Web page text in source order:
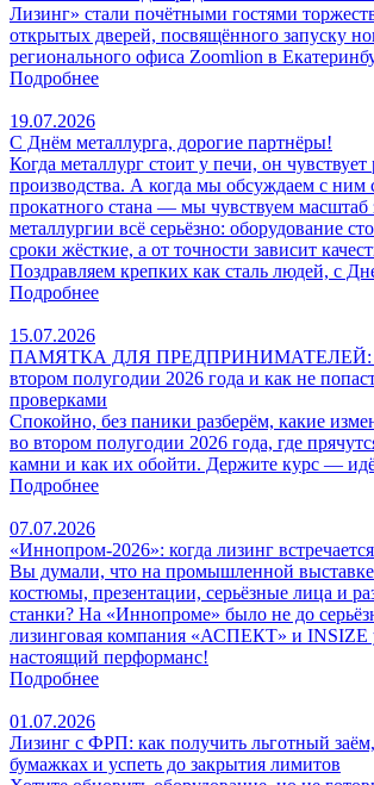
Лизинг» стали почётными гостями
открытых дверей, посвящённого запуску
регионального офиса Zoomlion в
Подробнее
19.07.2026
С Днём металлурга, дорогие партнёры!
Когда металлург стоит у печи, он чувствует
производства. А когда мы обсуждаем с ним
прокатного стана — мы чувствуем масштаб
металлургии всё серьёзно: оборудование
сроки жёсткие, а от точности зависит
Поздравляем крепких как сталь людей, с
Подробнее
15.07.2026
ПАМЯТКА ДЛЯ ПРЕДПРИНИМАТЕЛЕЙ:
втором полугодии 2026 года и как не
проверками
Спокойно, без паники разберём, какие
во втором полугодии 2026 года, где
камни и как их обойти. Держите курс —
Подробнее
07.07.2026
«Иннопром-2026»: когда лизинг
Вы думали, что на промышленной выставке
костюмы, презентации, серьёзные лица и
станки? На «Иннопроме» было не до
лизинговая компания «АСПЕКТ» и INSIZE
настоящий перформанс!
Подробнее
01.07.2026
Лизинг с ФРП: как получить льготный
бумажках и успеть до закрытия лимитов